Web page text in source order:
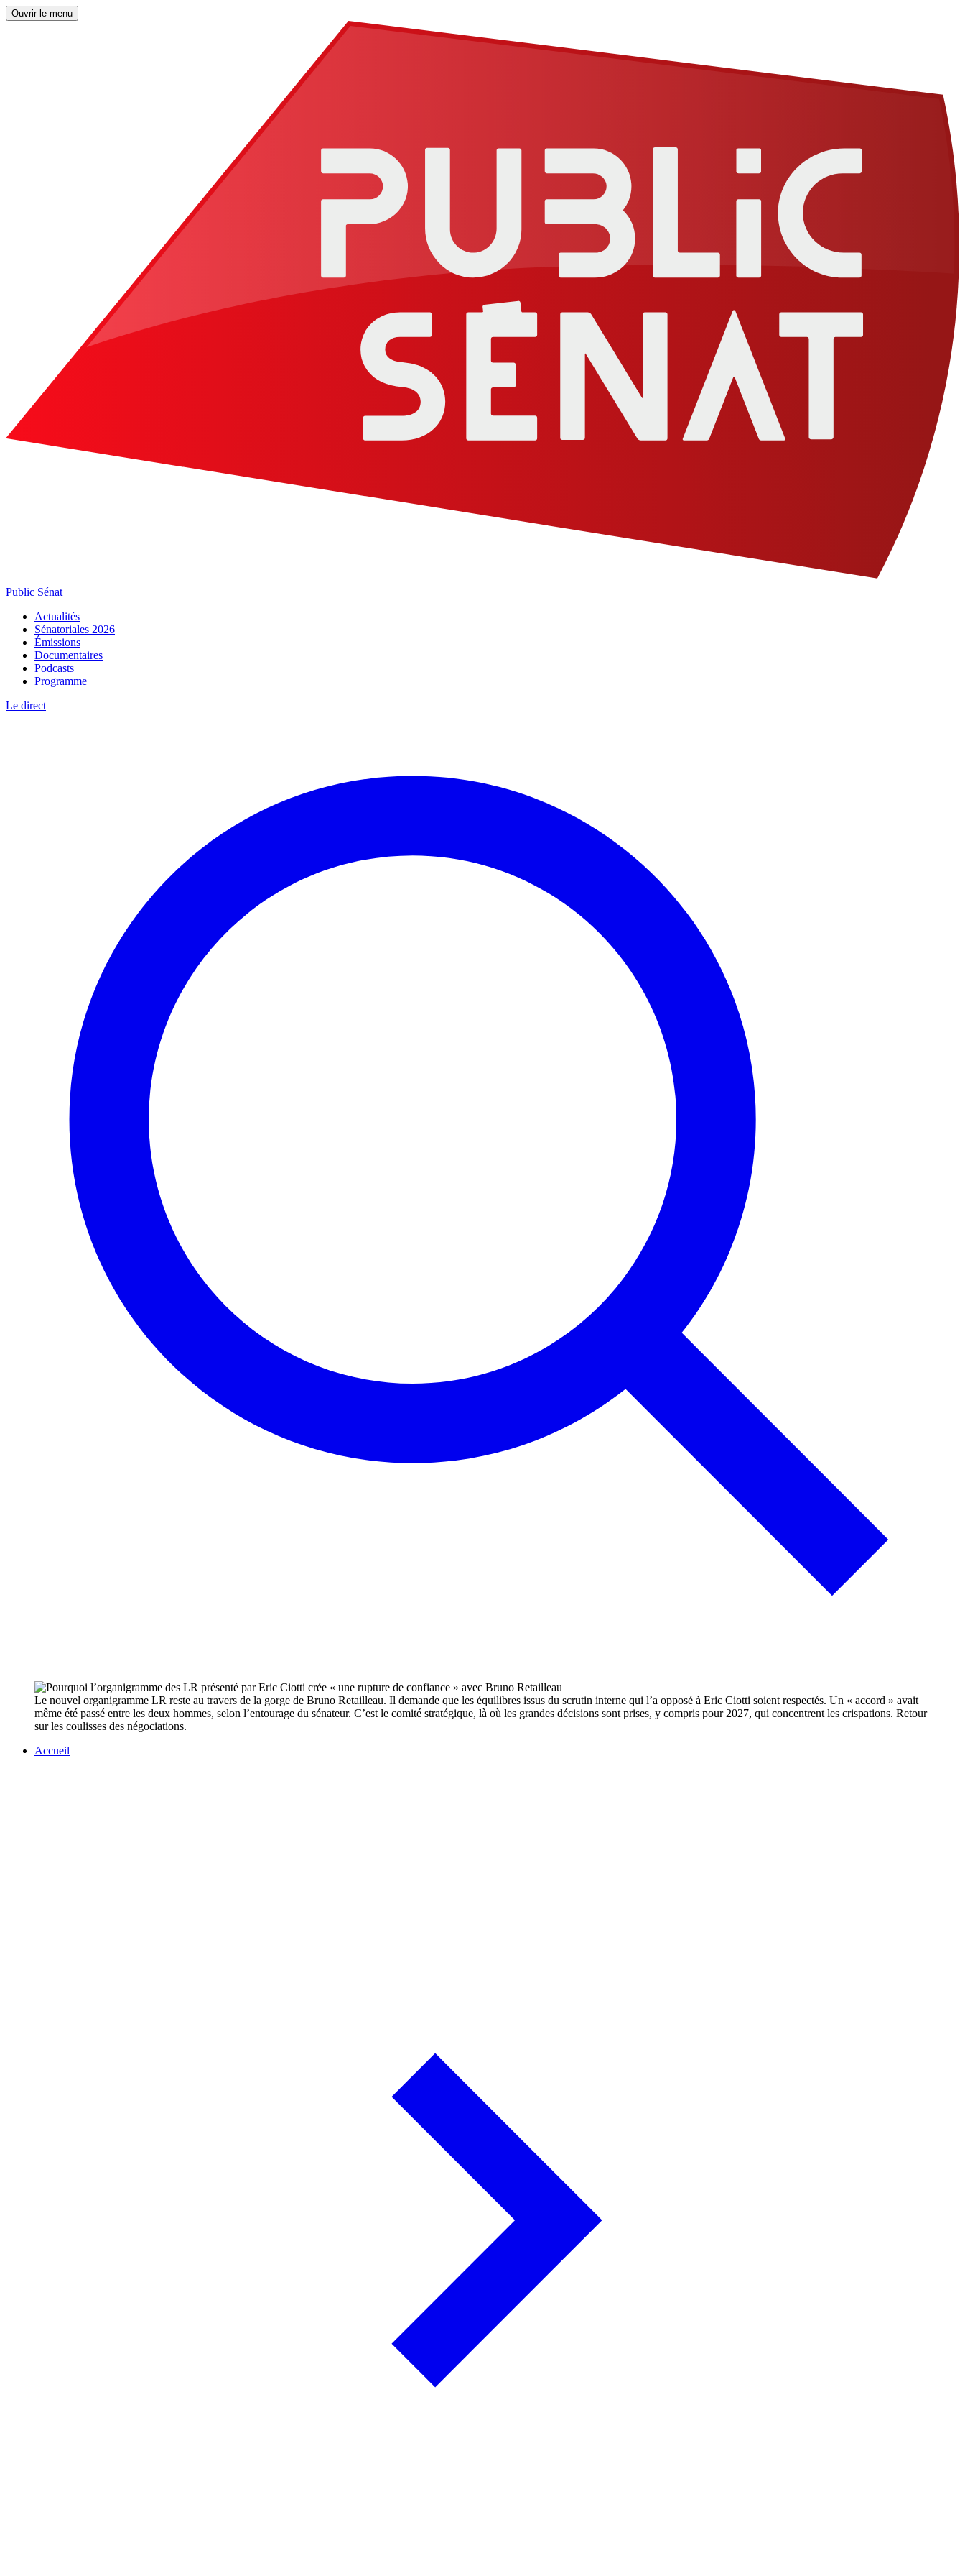
Ouvrir le menu
Public Sénat
Actualités
Sénatoriales 2026
Émissions
Documentaires
Podcasts
Programme
Le direct
Le nouvel organigramme LR reste au travers de la gorge de Bruno Retailleau. Il demande que les équilibres issus du scrutin interne qui l’a opposé à Eric Ciotti soient respectés. Un « accord » avait
même été passé entre les deux hommes, selon l’entourage du sénateur. C’est le comité stratégique, là où les grandes décisions sont prises, y compris pour 2027, qui concentrent les crispations. Retour
sur les coulisses des négociations.
Accueil